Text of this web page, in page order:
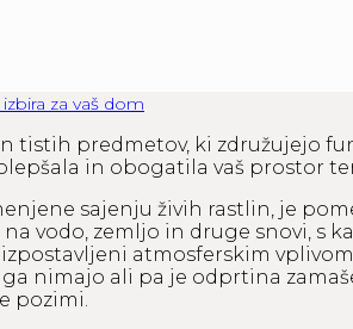
za vaš dom
tistih predmetov, ki združujejo
in obogatila vaš prostor
sajenju živih rastlin, je
vodo, zemljo in druge snovi, s
atmosferskim
nimajo ali pa je odprtina
pozimi.